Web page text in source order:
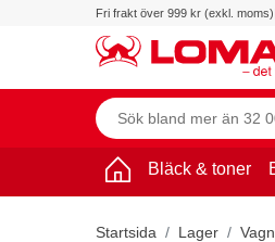
Fri frakt över 999 kr (exkl. moms)
Bläck & toner
Startsida Lager